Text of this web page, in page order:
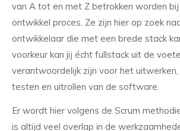
van A tot en met Z betrokken worden
ontwikkel proces. Ze zijn hier op zoek
ontwikkelaar die met een brede stack
voorkeur kan jij écht fullstack uit de
verantwoordelijk zijn voor het
testen en uitrollen van de software.
Er wordt hier volgens de Scrum
is altijd veel overlap in de